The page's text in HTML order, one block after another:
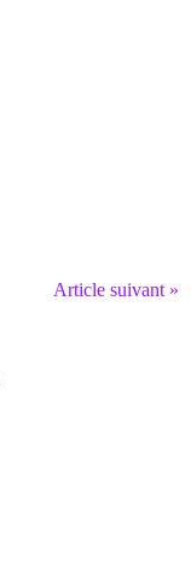
Article suivant »